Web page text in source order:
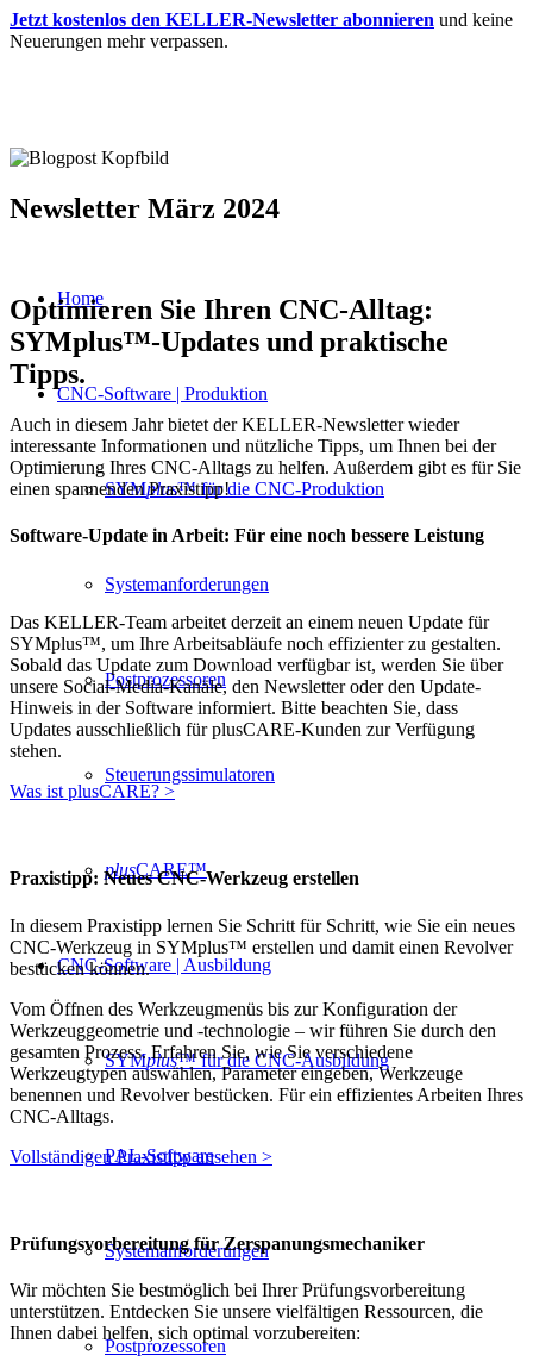
Jetzt kostenlos den KELLER-Newsletter abonnieren und keine
Neuerungen mehr verpassen.
Home
CNC-Software | Produktion
SYMplus™ für die CNC-Produktion
Systemanforderungen
Postprozessoren
Steuerungssimulatoren
plusCARE™
CNC-Software | Ausbildung
SYMplus™ für die CNC-Ausbildung
PAL-Software
Systemanforderungen
Postprozessoren
Newsletter März 2024
Optimieren Sie Ihren CNC-Alltag:
SYMplus™-Updates und praktische
Tipps.
Auch in diesem Jahr bietet der KELLER-Newsletter wieder
interessante Informationen und nützliche Tipps, um Ihnen bei der
Optimierung Ihres CNC-Alltags zu helfen. Außerdem gibt es für Sie
einen spannenden Praxistipp!
Software-Update in Arbeit: Für eine noch bessere Leistung
Das KELLER-Team arbeitet derzeit an einem neuen Update für
SYMplus™, um Ihre Arbeitsabläufe noch effizienter zu gestalten.
Sobald das Update zum Download verfügbar ist, werden Sie über
unsere Social-Media-Kanäle, den Newsletter oder den Update-
Hinweis in der Software informiert. Bitte beachten Sie, dass
Updates ausschließlich für plusCARE-Kunden zur Verfügung
stehen.
Was ist plusCARE? >
Praxistipp: Neues CNC-Werkzeug erstellen
In diesem Praxistipp lernen Sie Schritt für Schritt, wie Sie ein neues
CNC-Werkzeug in SYMplus™ erstellen und damit einen Revolver
bestücken können.
Vom Öffnen des Werkzeugmenüs bis zur Konfiguration der
Werkzeuggeometrie und -technologie – wir führen Sie durch den
gesamten Prozess. Erfahren Sie, wie Sie verschiedene
Werkzeugtypen auswählen, Parameter eingeben, Werkzeuge
benennen und Revolver bestücken. Für ein effizientes Arbeiten Ihres
CNC-Alltags.
Vollständigen Praxistipp ansehen >
Prüfungsvorbereitung für Zerspanungsmechaniker
Wir möchten Sie bestmöglich bei Ihrer Prüfungsvorbereitung
unterstützen. Entdecken Sie unsere vielfältigen Ressourcen, die
Ihnen dabei helfen, sich optimal vorzubereiten: